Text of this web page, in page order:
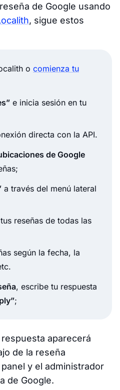
de Google usando
, sigue estos
o comienza tu
e inicia sesión en tu
directa con la API.
de Google
a través del menú lateral
reseñas de todas las
según la fecha, la
, escribe tu respuesta
;
aparecerá
de la reseña
y el administrador
de Google.